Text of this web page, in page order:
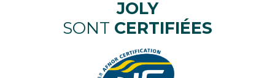
JOLY
SONT CERTIFIÉES